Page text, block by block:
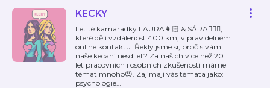
KECKY
Letité kamarádky LAURA👩🏻 & SÁRA👱🏻‍♀️,
které dělí vzdálenost 400 km, v pravidelném
online kontaktu. Řekly jsme si, proč s vámi
naše kecání nesdílet? Za našich více než 20
let pracovních i osobních zkušeností máme
témat mnoho😉. Zajímají vás témata jako:
psychologie…